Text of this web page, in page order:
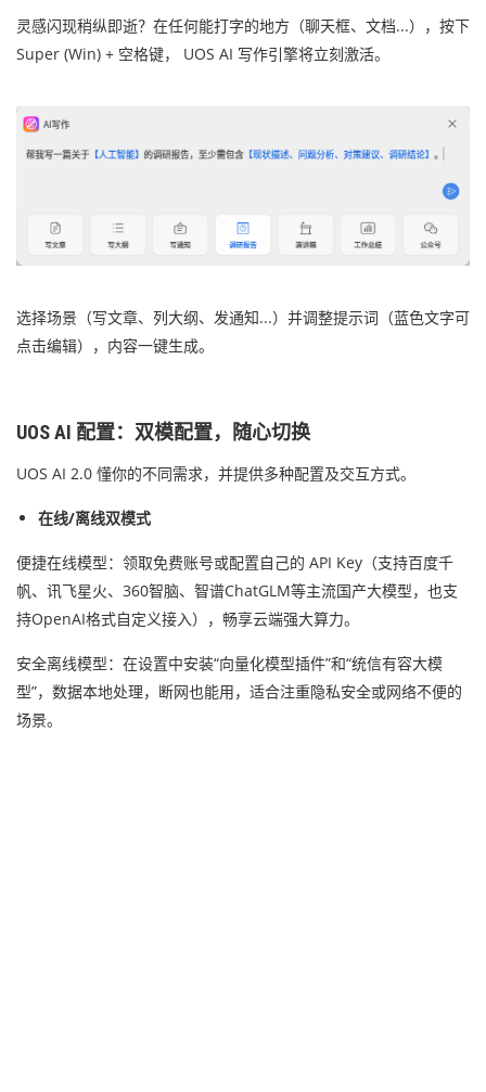
灵感闪现稍纵即逝？在任何能打字的地方（聊天框、文档...），按下
Super (Win) + 空格键， UOS AI 写作引擎将立刻激活。
选择场景（写文章、列大纲、发通知...）并调整提示词（蓝色文字可
点击编辑），内容一键生成。
UOS AI 配置：双模配置，随心切换
UOS AI 2.0 懂你的不同需求，并提供多种配置及交互方式。
在线/离线双模式
便捷在线模型：领取免费账号或配置自己的 API Key（支持百度千
帆、讯飞星火、360智脑、智谱ChatGLM等主流国产大模型，也支
持OpenAI格式自定义接入），畅享云端强大算力。
安全离线模型：在设置中安装“向量化模型插件”和“统信有容大模
型”，数据本地处理，断网也能用，适合注重隐私安全或网络不便的
场景。